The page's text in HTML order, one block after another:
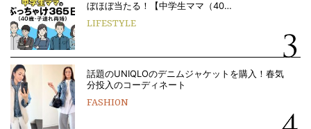
ぼほぼ当たる！【中学生ママ（40…
LIFESTYLE
話題のUNIQLOのデニムジャケットを購入！春気
分投入のコーディネート
FASHION